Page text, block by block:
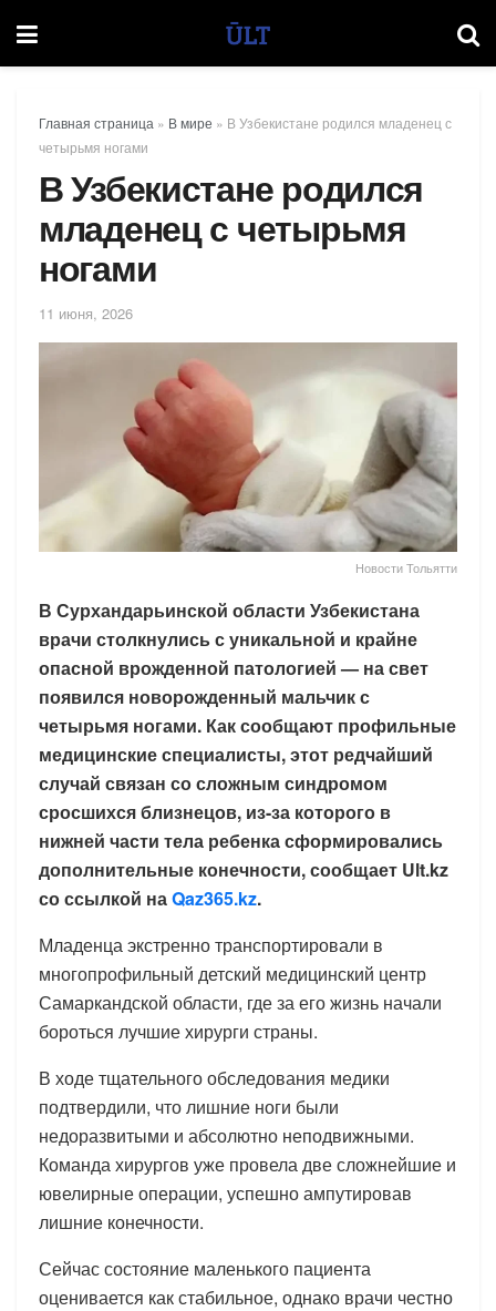
Главная страница » В мире » В Узбекистане родился младенец с
четырьмя ногами
В Узбекистане родился
младенец с четырьмя
ногами
11 июня, 2026
Новости Тольятти
В Сурхандарьинской области Узбекистана
врачи столкнулись с уникальной и крайне
опасной врожденной патологией — на свет
появился новорожденный мальчик с
четырьмя ногами. Как сообщают профильные
медицинские специалисты, этот редчайший
случай связан со сложным синдромом
сросшихся близнецов, из-за которого в
нижней части тела ребенка сформировались
дополнительные конечности, сообщает Ult.kz
со ссылкой наQaz365.kz.
Младенца экстренно транспортировали в
многопрофильный детский медицинский центр
Самаркандской области, где за его жизнь начали
бороться лучшие хирурги страны.
В ходе тщательного обследования медики
подтвердили, что лишние ноги были
недоразвитыми и абсолютно неподвижными.
Команда хирургов уже провела две сложнейшие и
ювелирные операции, успешно ампутировав
лишние конечности.
Сейчас состояние маленького пациента
оценивается как стабильное, однако врачи честно